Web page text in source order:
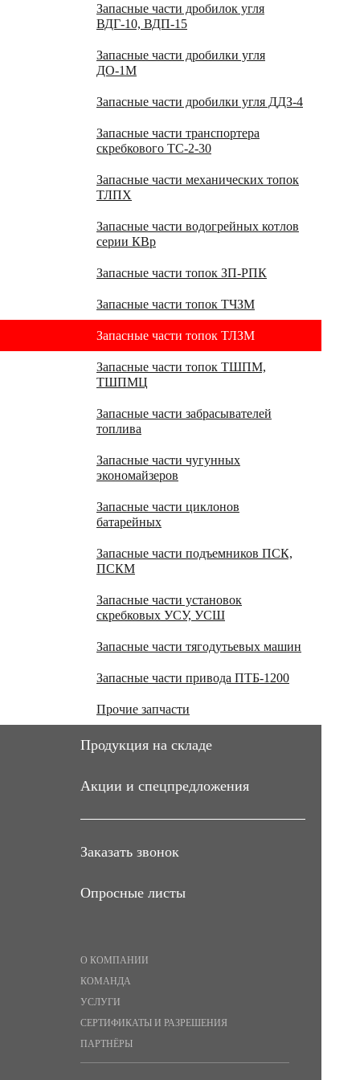
Запасные части дробилок угля
ВДГ-10, ВДП-15
Запасные части дробилки угля
ДО-1М
Запасные части дробилки угля ДДЗ-4
Запасные части транспортера
скребкового ТС-2-30
Запасные части механических топок
ТЛПХ
Запасные части водогрейных котлов
серии КВр
Запасные части топок ЗП-РПК
Запасные части топок ТЧЗМ
Запасные части топок ТЛЗМ
Запасные части топок ТШПМ,
ТШПМЦ
Запасные части забрасывателей
топлива
Запасные части чугунных
экономайзеров
Запасные части циклонов
батарейных
Запасные части подъемников ПСК,
ПСКМ
Запасные части установок
скребковых УСУ, УСШ
Запасные части тягодутьевых машин
Запасные части привода ПТБ-1200
Прочие запчасти
Продукция на складе
Акции и спецпредложения
Заказать звонок
Опросные листы
О КОМПАНИИ
КОМАНДА
УСЛУГИ
СЕРТИФИКАТЫ И РАЗРЕШЕНИЯ
ПАРТНЁРЫ